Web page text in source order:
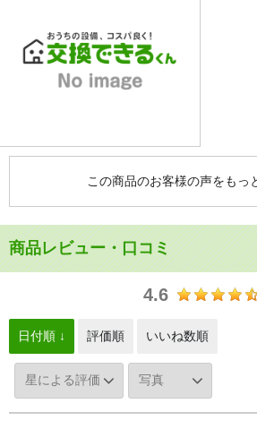
この商品のお客様の声をもっ
商品レビュー・口コミ
4.6
日付順 ↓ 評価順 いいね数順